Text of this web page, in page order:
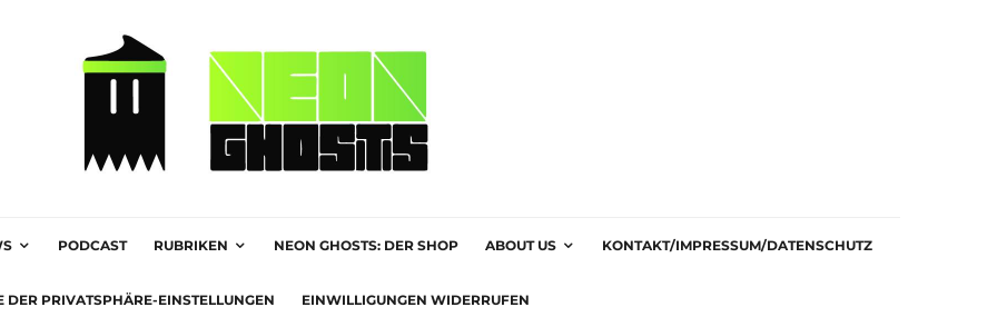
PODCAST RUBRIKEN NEON GHOSTS: DER SHOP ABOUT US KONTAKT/IMPRESSUM/DATENSCHUTZ
DER PRIVATSPHÄRE-EINSTELLUNGEN EINWILLIGUNGEN WIDERRUFEN